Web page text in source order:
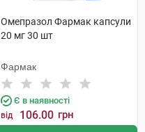
Омепразол Фармак капсули
20 мг 30 шт
Фармак
Є в наявності
від 106.00 грн